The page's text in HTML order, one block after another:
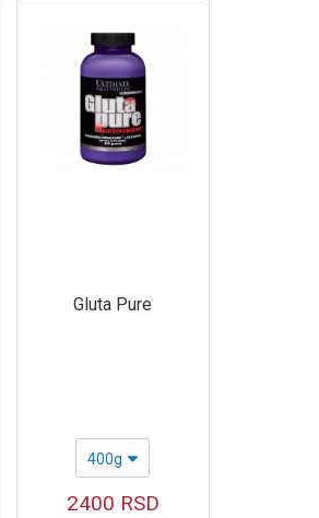
Gluta Pure
400g
2400 RSD